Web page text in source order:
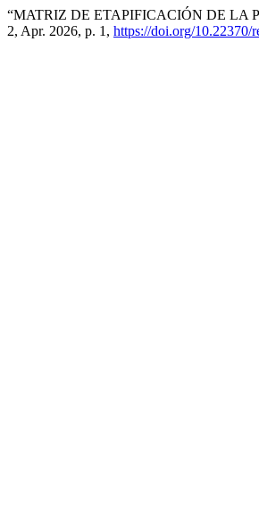
“MATRIZ DE ETAPIFICACIÓN DE LA
2, Apr. 2026, p. 1, https://doi.org/10.22370/